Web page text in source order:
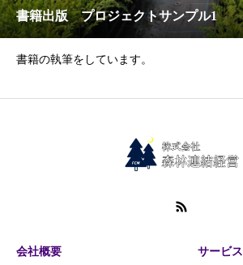
書籍出版 プロジェクトサンプル1
書籍の執筆をしています。
会社概要 サービス